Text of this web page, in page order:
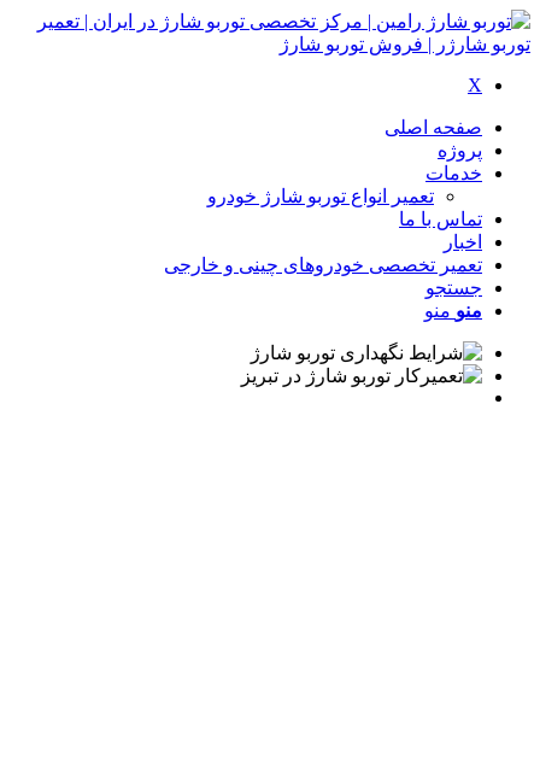
X
صفحه اصلی
پروژه
خدمات
تعمیر انواع توربو شارژ خودرو
تماس با ما
اخبار
تعمیر تخصصی خودروهای چینی و خارجی
جستجو
منو منو